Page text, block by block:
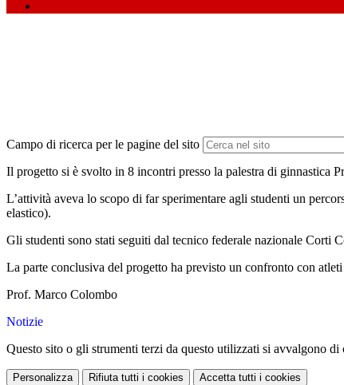
Campo di ricerca per le pagine del sito
Il progetto si è svolto in 8 incontri presso la palestra di ginnastica
L’attività aveva lo scopo di far sperimentare agli studenti un
elastico).
Gli studenti sono stati seguiti dal tecnico federale nazionale Corti
La parte conclusiva del progetto ha previsto un confronto con
Prof. Marco Colombo
Notizie
Questo sito o gli strumenti terzi da questo utilizzati si avvalgono
Personalizza Rifiuta tutti i cookies Accetta tutti i cookies